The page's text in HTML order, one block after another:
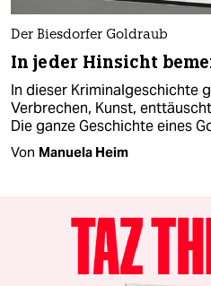
Der Biesdorfer Goldraub
In jeder Hinsicht
In dieser Kriminalgeschichte
Verbrechen, Kunst,
Die ganze Geschichte eines
Von Manuela Heim